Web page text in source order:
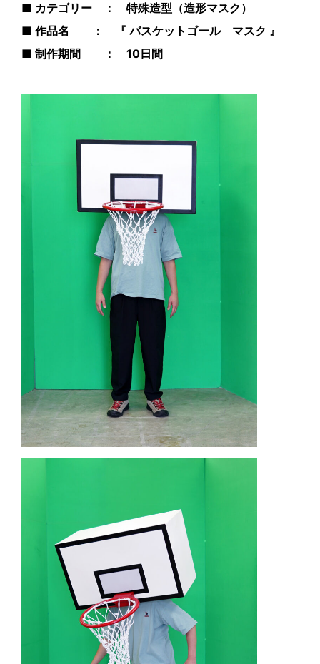
■ カテゴリー ： 特殊造型（造形マスク）
■ 作品名 ： 『 バスケットゴール マスク 』
■ 制作期間 ： 10日間